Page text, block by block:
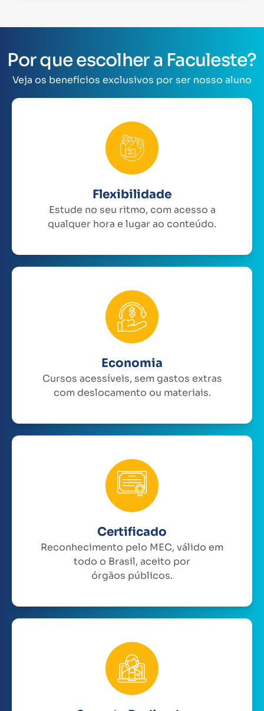
Por que escolher a Faculeste?
Veja os benefícios exclusivos por ser nosso aluno
Flexibilidade
Estude no seu ritmo, com acesso a
qualquer hora e lugar ao conteúdo.
Economia
Cursos acessíveis, sem gastos extras
com deslocamento ou materiais.
Certificado
Reconhecimento pelo MEC, válido em
todo o Brasil, aceito por
órgãos públicos.